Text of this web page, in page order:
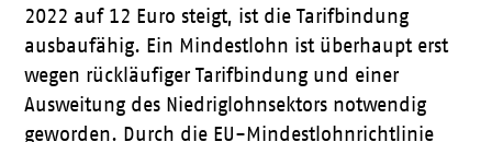
2022 auf 12 Euro steigt, ist die Tarifbindung
ausbaufähig. Ein Mindestlohn ist überhaupt erst
wegen rückläufiger Tarifbindung und einer
Ausweitung des Niedriglohnsektors notwendig
geworden. Durch die EU-Mindestlohnrichtlinie